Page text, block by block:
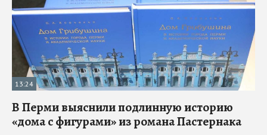
13:24
В Перми выяснили подлинную историю
«дома с фигурами» из романа Пастернака